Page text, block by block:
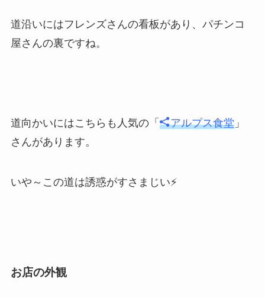
道沿いにはフレンズさんの看板があり、パチンコ
屋さんの裏ですね。
道向かいにはこちらも人気の「 アルプス食堂」
さんがあります。
いや～この道は誘惑がすさまじい⚡
お店の外観